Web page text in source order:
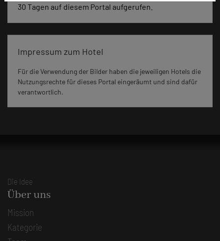
30 Tagen auf diesem Portal aufgerufen.
Impressum zum Hotel
Für die Verwendung der Bilder haben die jeweiligen Hotels die
Nutzungsrechte für dieses Portal eingeräumt und sind dafür
verantwortlich.
Die Idee
Über uns
Mission
Kategorie